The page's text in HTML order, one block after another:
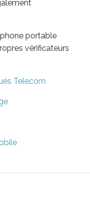
portable
vérificateurs
Telecom